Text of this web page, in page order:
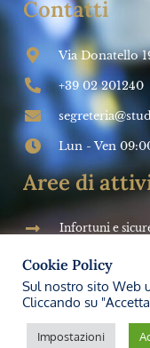
Impresa
➞
Studio Legale